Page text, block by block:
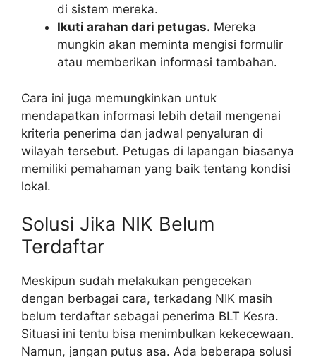
di sistem mereka.
Ikuti arahan dari petugas. Mereka
mungkin akan meminta mengisi formulir
atau memberikan informasi tambahan.
Cara ini juga memungkinkan untuk
mendapatkan informasi lebih detail mengenai
kriteria penerima dan jadwal penyaluran di
wilayah tersebut. Petugas di lapangan biasanya
memiliki pemahaman yang baik tentang kondisi
lokal.
Solusi Jika NIK Belum
Terdaftar
Meskipun sudah melakukan pengecekan
dengan berbagai cara, terkadang NIK masih
belum terdaftar sebagai penerima BLT Kesra.
Situasi ini tentu bisa menimbulkan kekecewaan.
Namun, jangan putus asa. Ada beberapa solusi